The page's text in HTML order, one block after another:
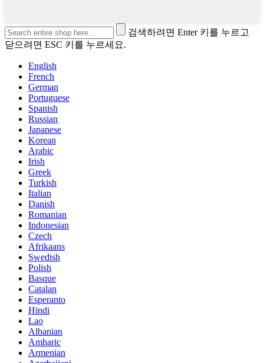
검색하려면 Enter 키를 누르고
닫으려면 ESC 키를 누르세요.
English
French
German
Portuguese
Spanish
Russian
Japanese
Korean
Arabic
Irish
Greek
Turkish
Italian
Danish
Romanian
Indonesian
Czech
Afrikaans
Swedish
Polish
Basque
Catalan
Esperanto
Hindi
Lao
Albanian
Amharic
Armenian